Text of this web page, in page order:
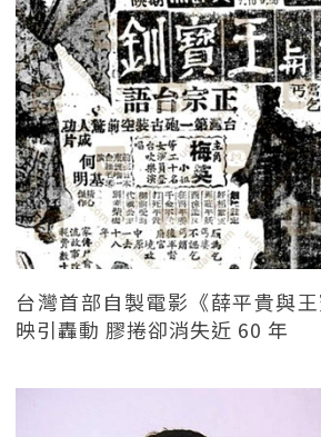
台灣首部自製電影《薛平貴與
映引轟動 膠捲卻消失近 60 年